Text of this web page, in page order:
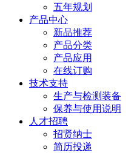
五年规划
产品中心
新品推荐
产品分类
产品应用
在线订购
技术支持
生产与检测装备
保养与使用说明
人才招聘
招贤纳士
简历投递